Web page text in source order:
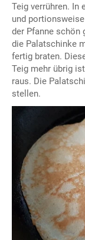
Teig verrühren. In
und
der Pfanne schön
die Palatschinke
fertig braten.
Teig mehr übrig
raus. Die
stellen.